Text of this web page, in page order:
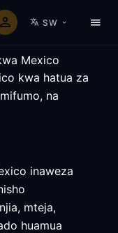
SW
Mexico
kwa hatua za
na
inaweza
mteja,
huamua